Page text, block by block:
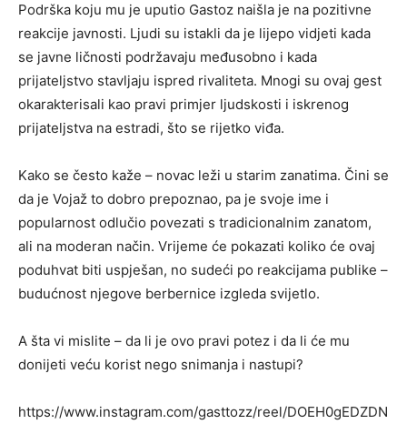
Podrška koju mu je uputio Gastoz naišla je na pozitivne
reakcije javnosti. Ljudi su istakli da je lijepo vidjeti kada
se javne ličnosti podržavaju međusobno i kada
prijateljstvo stavljaju ispred rivaliteta. Mnogi su ovaj gest
okarakterisali kao pravi primjer ljudskosti i iskrenog
prijateljstva na estradi, što se rijetko viđa.
Kako se često kaže – novac leži u starim zanatima. Čini se
da je Vojaž to dobro prepoznao, pa je svoje ime i
popularnost odlučio povezati s tradicionalnim zanatom,
ali na moderan način. Vrijeme će pokazati koliko će ovaj
poduhvat biti uspješan, no sudeći po reakcijama publike –
budućnost njegove berbernice izgleda svijetlo.
A šta vi mislite – da li je ovo pravi potez i da li će mu
donijeti veću korist nego snimanja i nastupi?
https://www.instagram.com/gasttozz/reel/DOEH0gEDZDN